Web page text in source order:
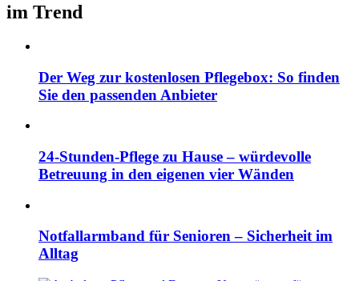
im Trend
Der Weg zur kostenlosen Pflegebox: So finden
Sie den passenden Anbieter
24-Stunden-Pflege zu Hause – würdevolle
Betreuung in den eigenen vier Wänden
Notfallarmband für Senioren – Sicherheit im
Alltag